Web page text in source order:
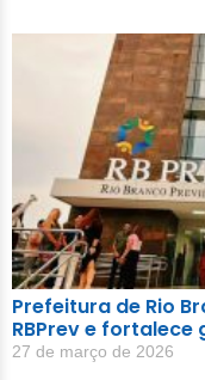
Prefeitura de Rio
RBPrev e
27 de março de 2026